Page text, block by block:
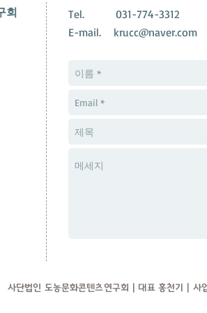
회
Tel. 031-774-3312
E-mail. krucc@naver.com
사단법인 도농문화콘텐츠연구회 | 대표 홍천기 |